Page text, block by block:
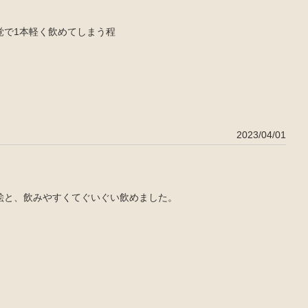
1本軽く飲めてしまう程
2023/04/01
、飲みやすくてぐいぐい飲めました。